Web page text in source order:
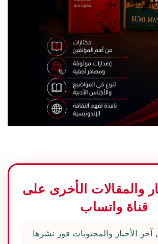
والمقالات الأخرى على
قناة واتساب
الأخبار والمحتويات فور نشرها